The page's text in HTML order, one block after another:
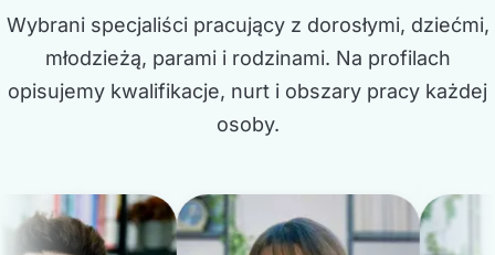
Wybrani specjaliści pracujący z dorosłymi, dziećmi,
młodzieżą, parami i rodzinami. Na profilach
opisujemy kwalifikacje, nurt i obszary pracy każdej
osoby.